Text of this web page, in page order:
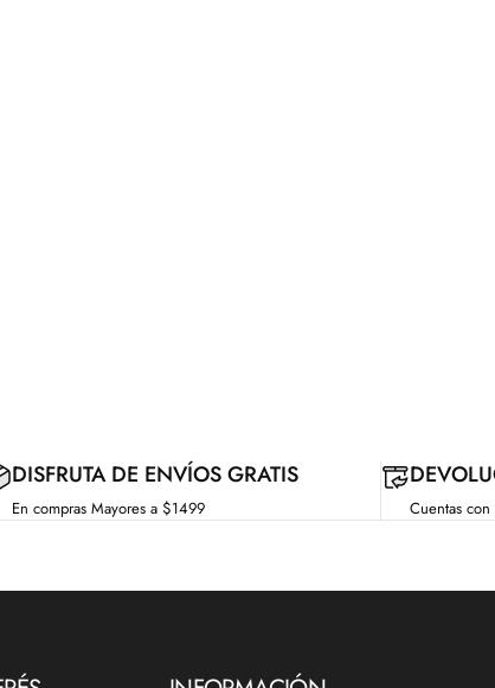
DISFRUTA DE ENVÍOS GRATIS
En compras Mayores a $1499 Cuentas con